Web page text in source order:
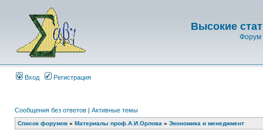
Высокие
Форум
Вход Регистрация
Сообщения без ответов | Активные темы
Список форумов » Материалы проф.А.И.Орлова » Экономика и менеджмент